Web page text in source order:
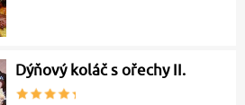
Dýňový koláč s ořechy II.